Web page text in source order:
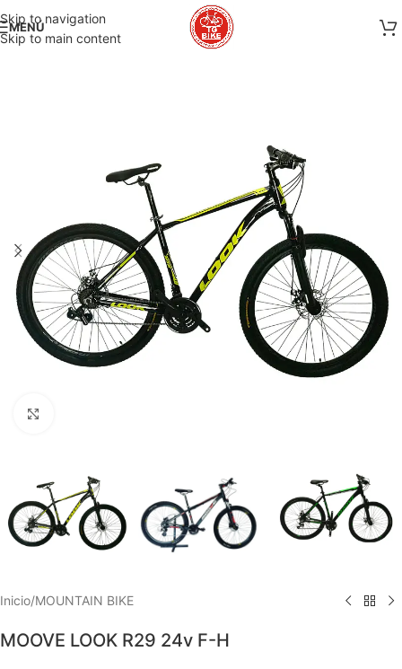
Skip to navigation
Skip to main content
MENÚ
Inicio/MOUNTAIN BIKE
MOOVE LOOK R29 24v F-H